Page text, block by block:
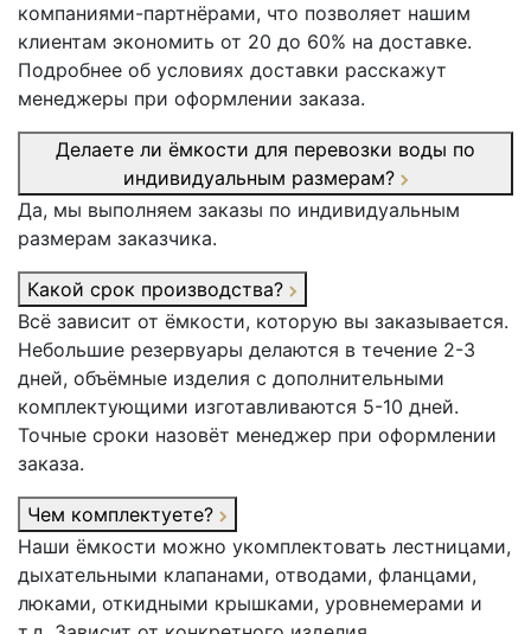
компаниями-партнёрами, что позволяет нашим
клиентам экономить от 20 до 60% на доставке.
Подробнее об условиях доставки расскажут
менеджеры при оформлении заказа.
Делаете ли ёмкости для перевозки воды по
индивидуальным размерам?
Да, мы выполняем заказы по индивидуальным
размерам заказчика.
Какой срок производства?
Всё зависит от ёмкости, которую вы заказывается.
Небольшие резервуары делаются в течение 2-3
дней, объёмные изделия с дополнительными
комплектующими изготавливаются 5-10 дней.
Точные сроки назовёт менеджер при оформлении
заказа.
Чем комплектуете?
Наши ёмкости можно укомплектовать лестницами,
дыхательными клапанами, отводами, фланцами,
люками, откидными крышками, уровнемерами и